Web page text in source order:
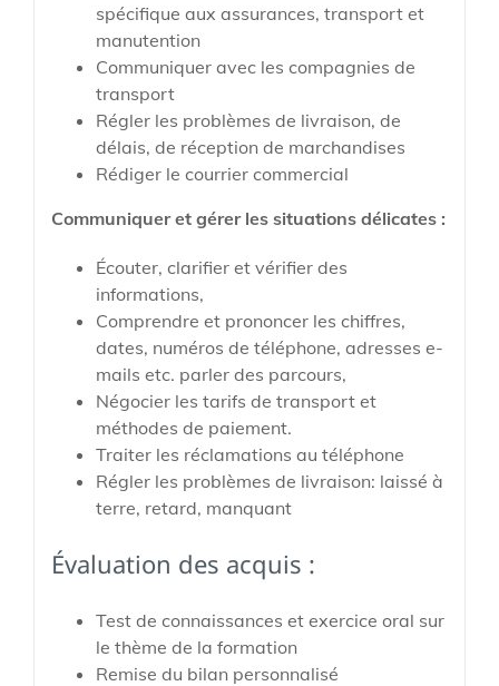
spécifique aux assurances, transport et
manutention
Communiquer avec les compagnies de
transport
Régler les problèmes de livraison, de
délais, de réception de marchandises
Rédiger le courrier commercial
Communiquer et gérer les situations délicates :
Écouter, clarifier et vérifier des
informations,
Comprendre et prononcer les chiffres,
dates, numéros de téléphone, adresses e-
mails etc. parler des parcours,
Négocier les tarifs de transport et
méthodes de paiement.
Traiter les réclamations au téléphone
Régler les problèmes de livraison: laissé à
terre, retard, manquant
Évaluation des acquis :
Test de connaissances et exercice oral sur
le thème de la formation
Remise du bilan personnalisé